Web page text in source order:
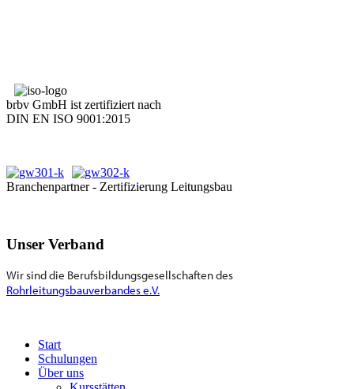
brbv GmbH ist zertifiziert nach
DIN EN ISO 9001:2015
Branchenpartner - Zertifizierung Leitungsbau
Unser Verband
Wir sind die Berufsbildungsgesellschaften des
Rohrleitungsbauverbandes e.V.
Start
Schulungen
Über uns